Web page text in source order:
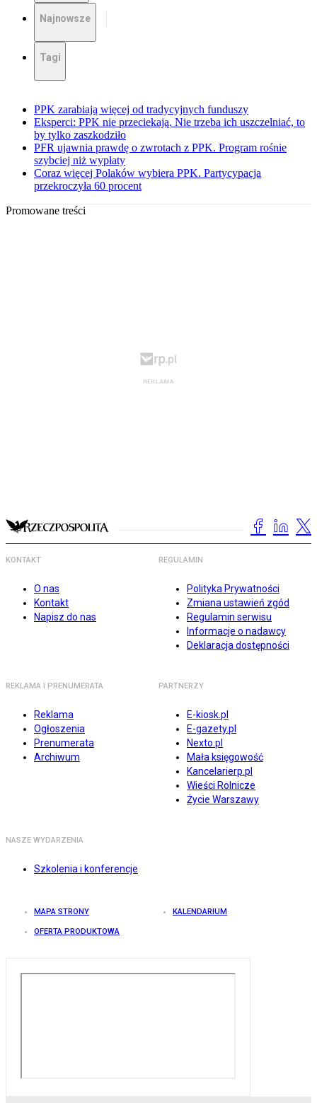
Najnowsze
Tagi
PPK zarabiają więcej od tradycyjnych funduszy
Eksperci: PPK nie przeciekają. Nie trzeba ich uszczelniać, to
by tylko zaszkodziło
PFR ujawnia prawdę o zwrotach z PPK. Program rośnie
szybciej niż wypłaty
Coraz więcej Polaków wybiera PPK. Partycypacja
przekroczyła 60 procent
Promowane treści
KONTAKT
O nas
Kontakt
Napisz do nas
REGULAMIN
Polityka Prywatności
Zmiana ustawień zgód
Regulamin serwisu
Informacje o nadawcy
Deklaracja dostępności
REKLAMA I PRENUMERATA
Reklama
Ogłoszenia
Prenumerata
Archiwum
PARTNERZY
E-kiosk.pl
E-gazety.pl
Nexto.pl
Mała księgowość
Kancelarierp.pl
Wieści Rolnicze
Życie Warszawy
NASZE WYDARZENIA
Szkolenia i konferencje
MAPA STRONY KALENDARIUM
OFERTA PRODUKTOWA